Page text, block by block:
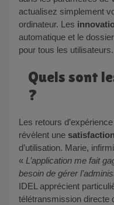
actualisez simplement
ordinateur. Les
automatique et le
pour tous les utilisateurs.
Quels sont les avis Agathe YOU
?
Les retours d’expérience des utilisateurs d’agathe YOU
révèlent une
d’utilisation. Marie,
« L’application me fait
besoin de gérer
IDEL apprécient
télétransmission directe